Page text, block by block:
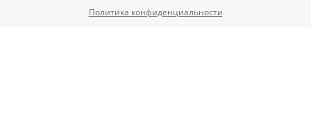
Политика конфиденциальности